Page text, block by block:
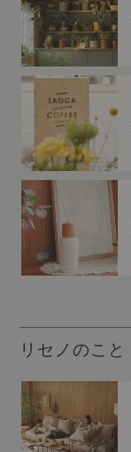
リセノのこと